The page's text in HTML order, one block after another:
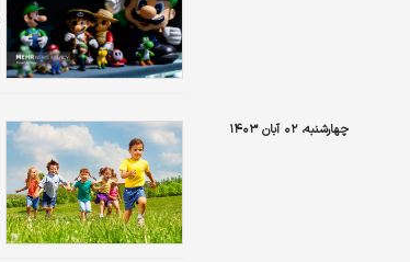
چهارشنبه، ۰۲ آبان ۱۴۰۳